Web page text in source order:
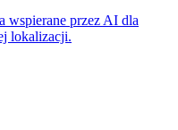
wspierane przez AI dla
lokalizacji.